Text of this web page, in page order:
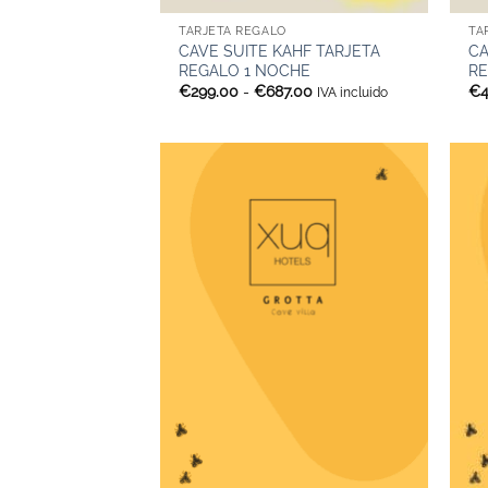
TARJETA REGALO
CAVE SUITE KAHF TARJETA
REGALO 1 NOCHE
€299.00 - €687.00Rango
IVA incluido
€
+ +